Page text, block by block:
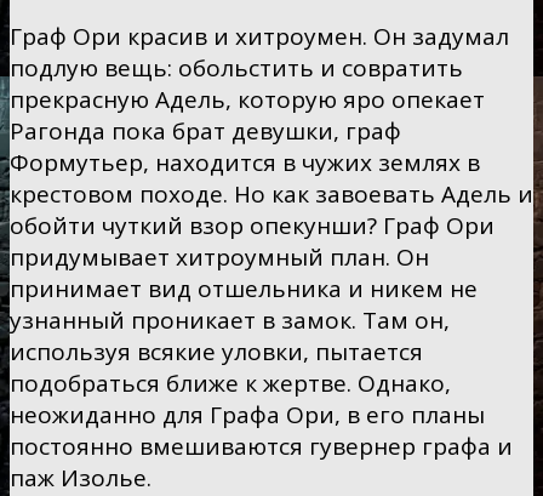
Граф Ори красив и хитроумен. Он задумал
подлую вещь: обольстить и совратить
прекрасную Адель, которую яро опекает
Рагонда пока брат девушки, граф
Формутьер, находится в чужих землях в
крестовом походе. Но как завоевать Адель и
обойти чуткий взор опекунши? Граф Ори
придумывает хитроумный план. Он
принимает вид отшельника и никем не
узнанный проникает в замок. Там он,
используя всякие уловки, пытается
подобраться ближе к жертве. Однако,
неожиданно для Графа Ори, в его планы
постоянно вмешиваются гувернер графа и
паж Изолье.